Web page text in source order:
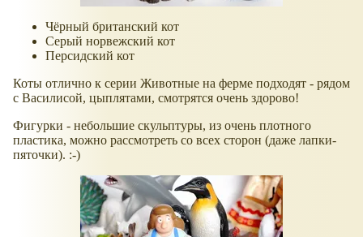
Чёрный британский кот
Серый норвежский кот
Персидский кот
Коты отлично к серии Животные на ферме подходят - рядом
с Василисой, цыплятами, смотрятся очень здорово!
Фигурки - небольшие скульптуры, из очень плотного
пластика, можно рассмотреть со всех сторон (даже лапки-
пяточки). :-)